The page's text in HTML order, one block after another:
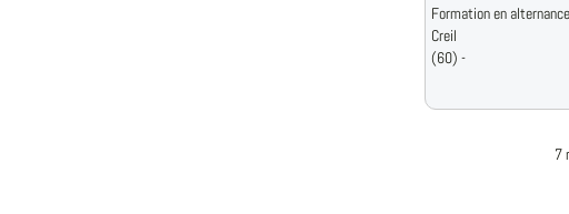
Formation en alternance
Creil
(60) -
7